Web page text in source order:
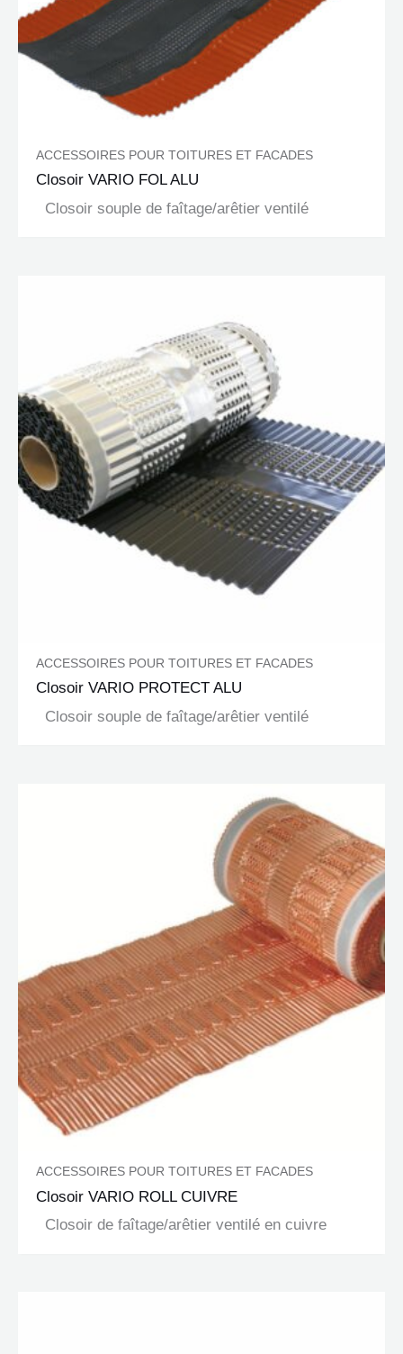
ACCESSOIRES POUR TOITURES ET FACADES
Closoir VARIO FOL ALU
Closoir souple de faîtage/arêtier ventilé
ACCESSOIRES POUR TOITURES ET FACADES
Closoir VARIO PROTECT ALU
Closoir souple de faîtage/arêtier ventilé
ACCESSOIRES POUR TOITURES ET FACADES
Closoir VARIO ROLL CUIVRE
Closoir de faîtage/arêtier ventilé en cuivre